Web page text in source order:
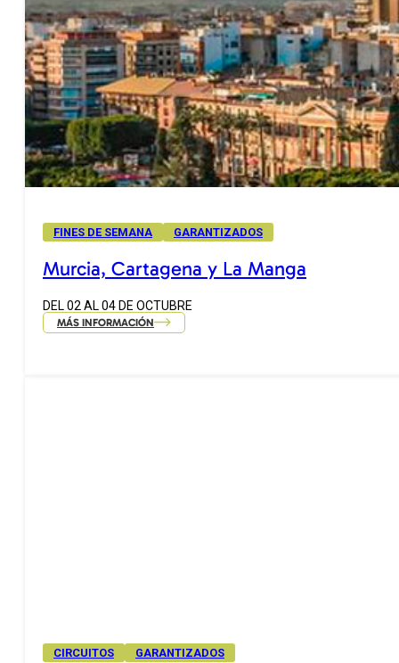
FINES DE SEMANA GARANTIZADOS
Murcia, Cartagena y La Manga
DEL 02 AL 04 DE OCTUBRE
MÁS INFORMACIÓN
CIRCUITOS GARANTIZADOS